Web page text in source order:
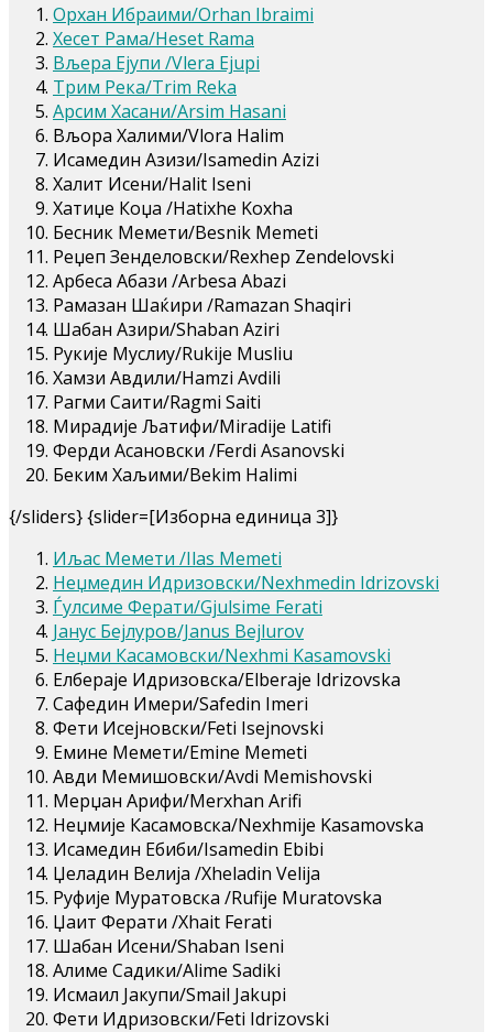
Орхан Ибраими/Orhan Ibraimi
Хесет Рама/Heset Rama
Вљера Ејупи /Vlera Ejupi
Трим Река/Trim Reka
Арсим Хасани/Arsim Hasani
Вљора Халими/Vlora Halim
Исамедин Азизи/Isamedin Azizi
Халит Исени/Halit Iseni
Хатиџе Коџа /Hatixhe Koxha
Бесник Мемети/Besnik Memeti
Реџеп Зенделовски/Rexhep Zendelovski
Арбеса Абази /Arbesa Abazi
Рамазан Шаќири /Ramazan Shaqiri
Шабан Азири/Shaban Aziri
Рукије Муслиу/Rukije Musliu
Хамзи Авдили/Hamzi Avdili
Рагми Саити/Ragmi Saiti
Мирадије Љатифи/Miradije Latifi
Ферди Асановски /Ferdi Asanovski
Беким Хаљими/Bekim Halimi
{/sliders} {slider=[Изборна единица 3]}
Иљас Мемети /Ilas Memeti
Неџмедин Идризовски/Nexhmedin Idrizovski
Ѓулсиме Ферати/Gjulsime Ferati
Јанус Бејлуров/Janus Bejlurov
Неџми Касамовски/Nexhmi Kasamovski
Елбераје Идризовска/Elberaje Idrizovska
Сафедин Имери/Safedin Imeri
Фети Исејновски/Feti Isejnovski
Емине Мемети/Emine Memeti
Авди Мемишовски/Avdi Memishovski
Мерџан Арифи/Merxhan Arifi
Неџмије Касамовска/Nexhmije Kasamovska
Исамедин Ебиби/Isamedin Ebibi
Џеладин Велија /Xheladin Velija
Руфије Муратовска /Rufije Muratovska
Џаит Ферати /Xhait Ferati
Шабан Исени/Shaban Iseni
Алиме Садики/Alime Sadiki
Исмаил Јакупи/Smail Jakupi
Фети Идризовски/Feti Idrizovski